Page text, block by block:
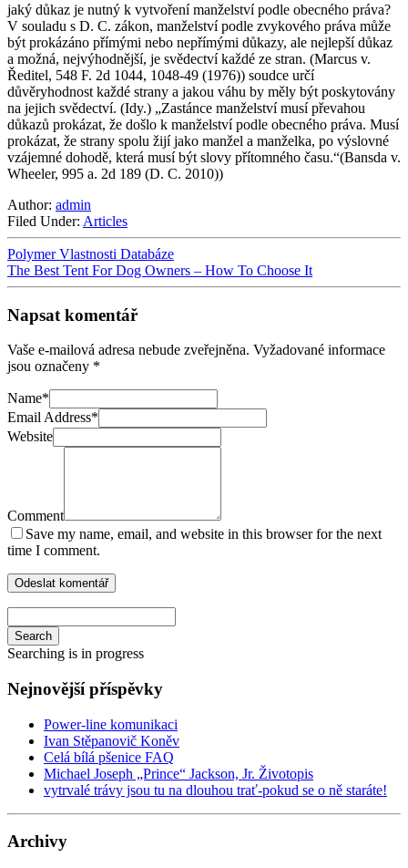
jaký důkaz je nutný k vytvoření manželství podle obecného práva?
V souladu s D. C. zákon, manželství podle zvykového práva může
být prokázáno přímými nebo nepřímými důkazy, ale nejlepší důkaz
a možná, nejvýhodnější, je svědectví každé ze stran. (Marcus v.
Ředitel, 548 F. 2d 1044, 1048-49 (1976)) soudce určí
důvěryhodnost každé strany a jakou váhu by měly být poskytovány
na jejich svědectví. (Idy.) „Zastánce manželství musí převahou
důkazů prokázat, že došlo k manželství podle obecného práva. Musí
prokázat, že strany spolu žijí jako manžel a manželka, po výslovné
vzájemné dohodě, která musí být slovy přítomného času.“(Bansda v.
Wheeler, 995 a. 2d 189 (D. C. 2010))
Author: admin
Filed Under: Articles
Polymer Vlastnosti Databáze
The Best Tent For Dog Owners – How To Choose It
Napsat komentář
Vaše e-mailová adresa nebude zveřejněna. Vyžadované informace
jsou označeny *
Name*
Email Address*
Website
Comment
Save my name, email, and website in this browser for the next
time I comment.
Search
Searching is in progress
Nejnovější příspěvky
Power-line komunikaci
Ivan Stěpanovič Koněv
Celá bílá pšenice FAQ
Michael Joseph „Prince“ Jackson, Jr. Životopis
vytrvalé trávy jsou tu na dlouhou trať-pokud se o ně staráte!
Archivy